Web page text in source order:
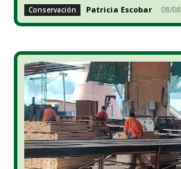
Conservación Patricia Escobar - 08/